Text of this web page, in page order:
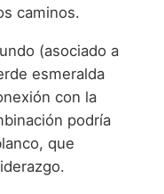
caminos.
(asociado a
esmeralda
con la
podría
que